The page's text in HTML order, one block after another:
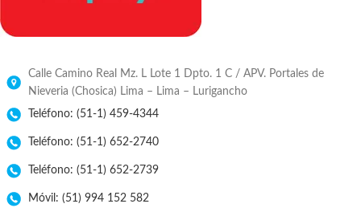
Calle Camino Real Mz. L Lote 1 Dpto. 1 C / APV. Portales de
Nieveria (Chosica) Lima – Lima – Lurigancho
Teléfono: (51-1) 459-4344
Teléfono: (51-1) 652-2740
Teléfono: (51-1) 652-2739
Móvil: (51) 994 152 582